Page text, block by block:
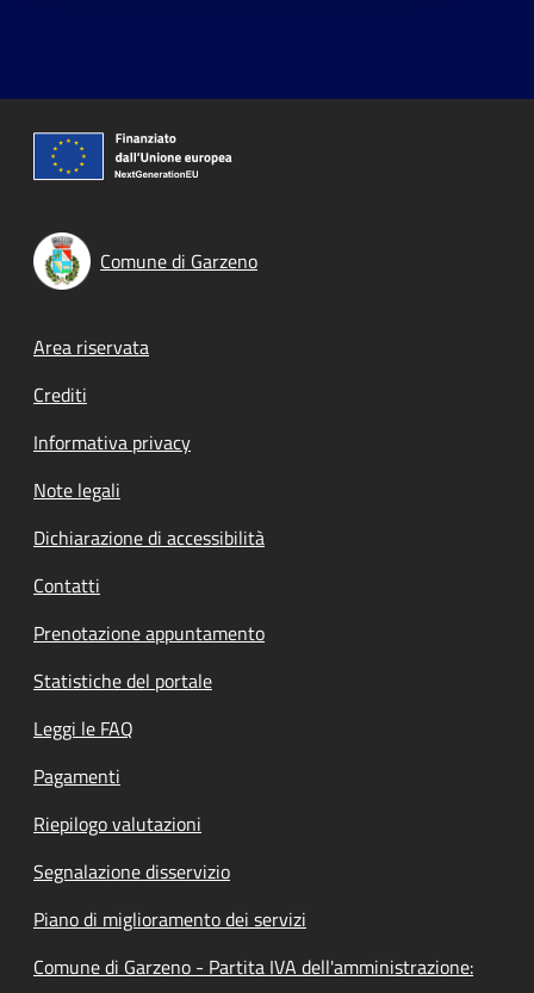
Comune di Garzeno
Footer menu
Area riservata
Crediti
Informativa privacy
Note legali
Dichiarazione di accessibilità
Contatti
Prenotazione appuntamento
Statistiche del portale
Leggi le FAQ
Pagamenti
Riepilogo valutazioni
Segnalazione disservizio
Piano di miglioramento dei servizi
Comune di Garzeno - Partita IVA dell'amministrazione: